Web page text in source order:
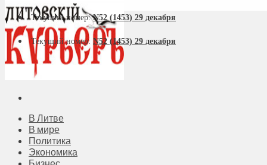
В Литве
В мире
Политика
Экономика
Текущий номер:N52 (1453) 29 декабря
Текущий номер: N52 (1453) 29 декабря